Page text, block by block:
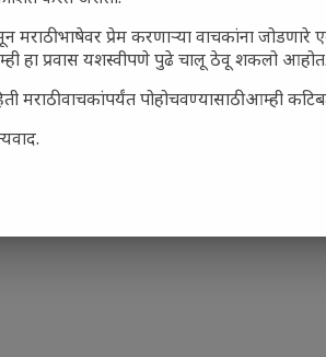
भाषेवर प्रेम करणाऱ्या वाचकांना
हा प्रवास यशस्वीपणे पुढे चालू ठेवू शकलो आहोत.
मराठी वाचकांपर्यंत पोहोचवण्यासाठी आम्ही